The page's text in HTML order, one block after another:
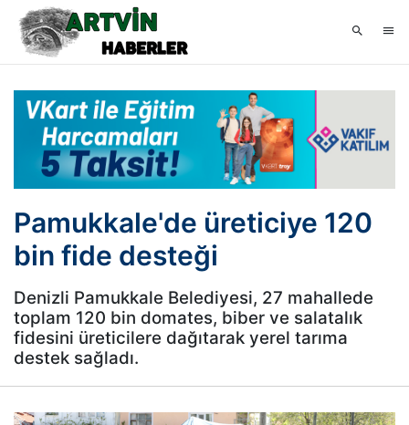
Pamukkale'de üreticiye 120
bin fide desteği
Denizli Pamukkale Belediyesi, 27 mahallede
toplam 120 bin domates, biber ve salatalık
fidesini üreticilere dağıtarak yerel tarıma
destek sağladı.